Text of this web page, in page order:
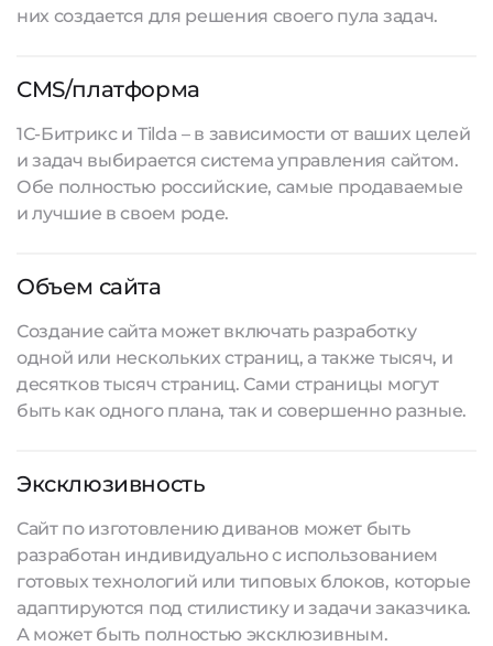
них создается для решения своего пула задач.
CMS/платформа
1С-Битрикс и Tilda – в зависимости от ваших целей
и задач выбирается система управления сайтом.
Обе полностью российские, самые продаваемые
и лучшие в своем роде.
Объем сайта
Создание сайта может включать разработку
одной или нескольких страниц, а также тысяч, и
десятков тысяч страниц. Сами страницы могут
быть как одного плана, так и совершенно разные.
Эксклюзивность
Сайт по изготовлению диванов может быть
разработан индивидуально с использованием
готовых технологий или типовых блоков, которые
адаптируются под стилистику и задачи заказчика.
А может быть полностью эксклюзивным.